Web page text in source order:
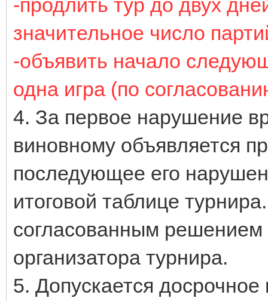
-продлить тур до двух
значительное число
-объявить начало
одна игра (по
4. За первое нарушение
виновному объявляется
последующее его
итоговой таблице
согласованным
организатора турнира.
5. Допускается